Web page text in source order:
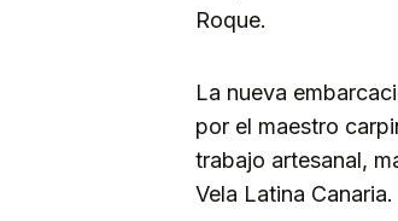
Roque.
La nueva
por el maestro
trabajo artesanal,
Vela Latina Canaria.